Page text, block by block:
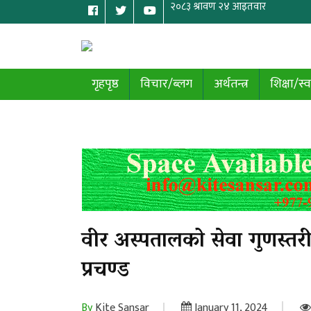
गृहपृष्ठ विचार/ब्लग अर्थतन्त्र शिक्षा/
वीर अस्पतालको सेवा
प्रचण्ड